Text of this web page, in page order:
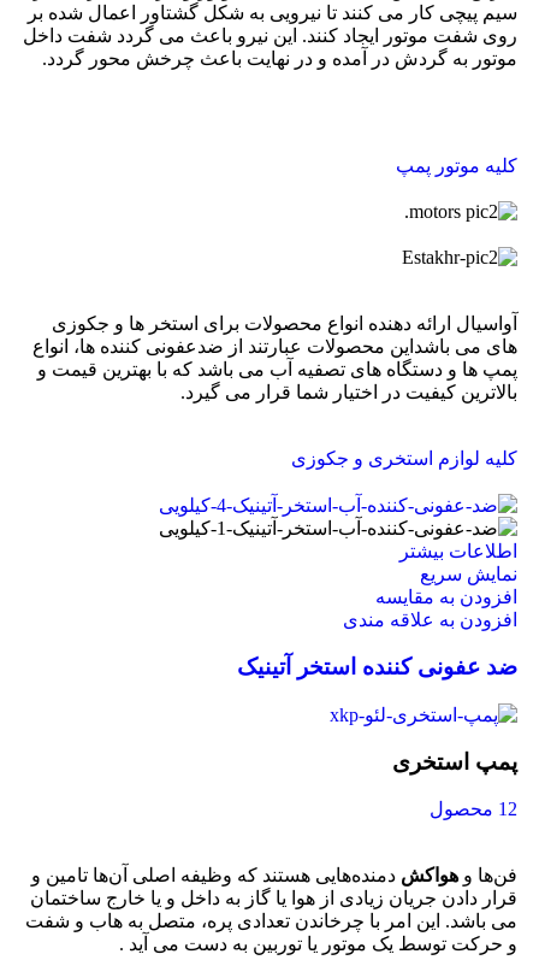
سیم پیچی کار می کنند تا نیرویی به شکل گشتاور اعمال شده بر
روی شفت موتور ایجاد کنند. این نیرو باعث می گردد شفت داخل
موتور به گردش در آمده و در نهایت باعث چرخش محور گردد.
کلیه موتور پمپ
آواسیال ارائه دهنده انواع محصولات برای استخر ها و جکوزی
های می باشداین محصولات عبارتند از ضدعفونی کننده ها، انواع
پمپ ها و دستگاه های تصفیه آب می باشد که با بهترین قیمت و
بالاترین کیفیت در اختیار شما قرار می گیرد.
کلیه لوازم استخری و جکوزی
اطلاعات بیشتر
نمایش سریع
افزودن به مقایسه
افزودن به علاقه مندی
ضد عفونی کننده استخر آتینیک
پمپ استخری
12 محصول
فن‌ها و هواکش دمنده‌هایی هستند که وظیفه اصلی آن‌ها تامین و
قرار دادن جریان زیادی از هوا یا گاز به داخل و یا خارج ساختمان
می باشد. این امر با چرخاندن تعدادی پره، متصل به هاب و شفت
و حرکت توسط یک موتور یا توربین به دست می آید .